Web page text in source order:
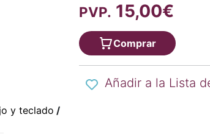
y teclado /
PVP. 15,00€
Comprar
Añadir a la Lista